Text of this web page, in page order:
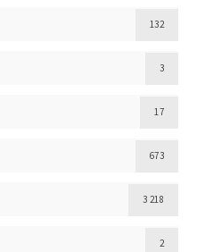
132
3
17
673
3 218
2